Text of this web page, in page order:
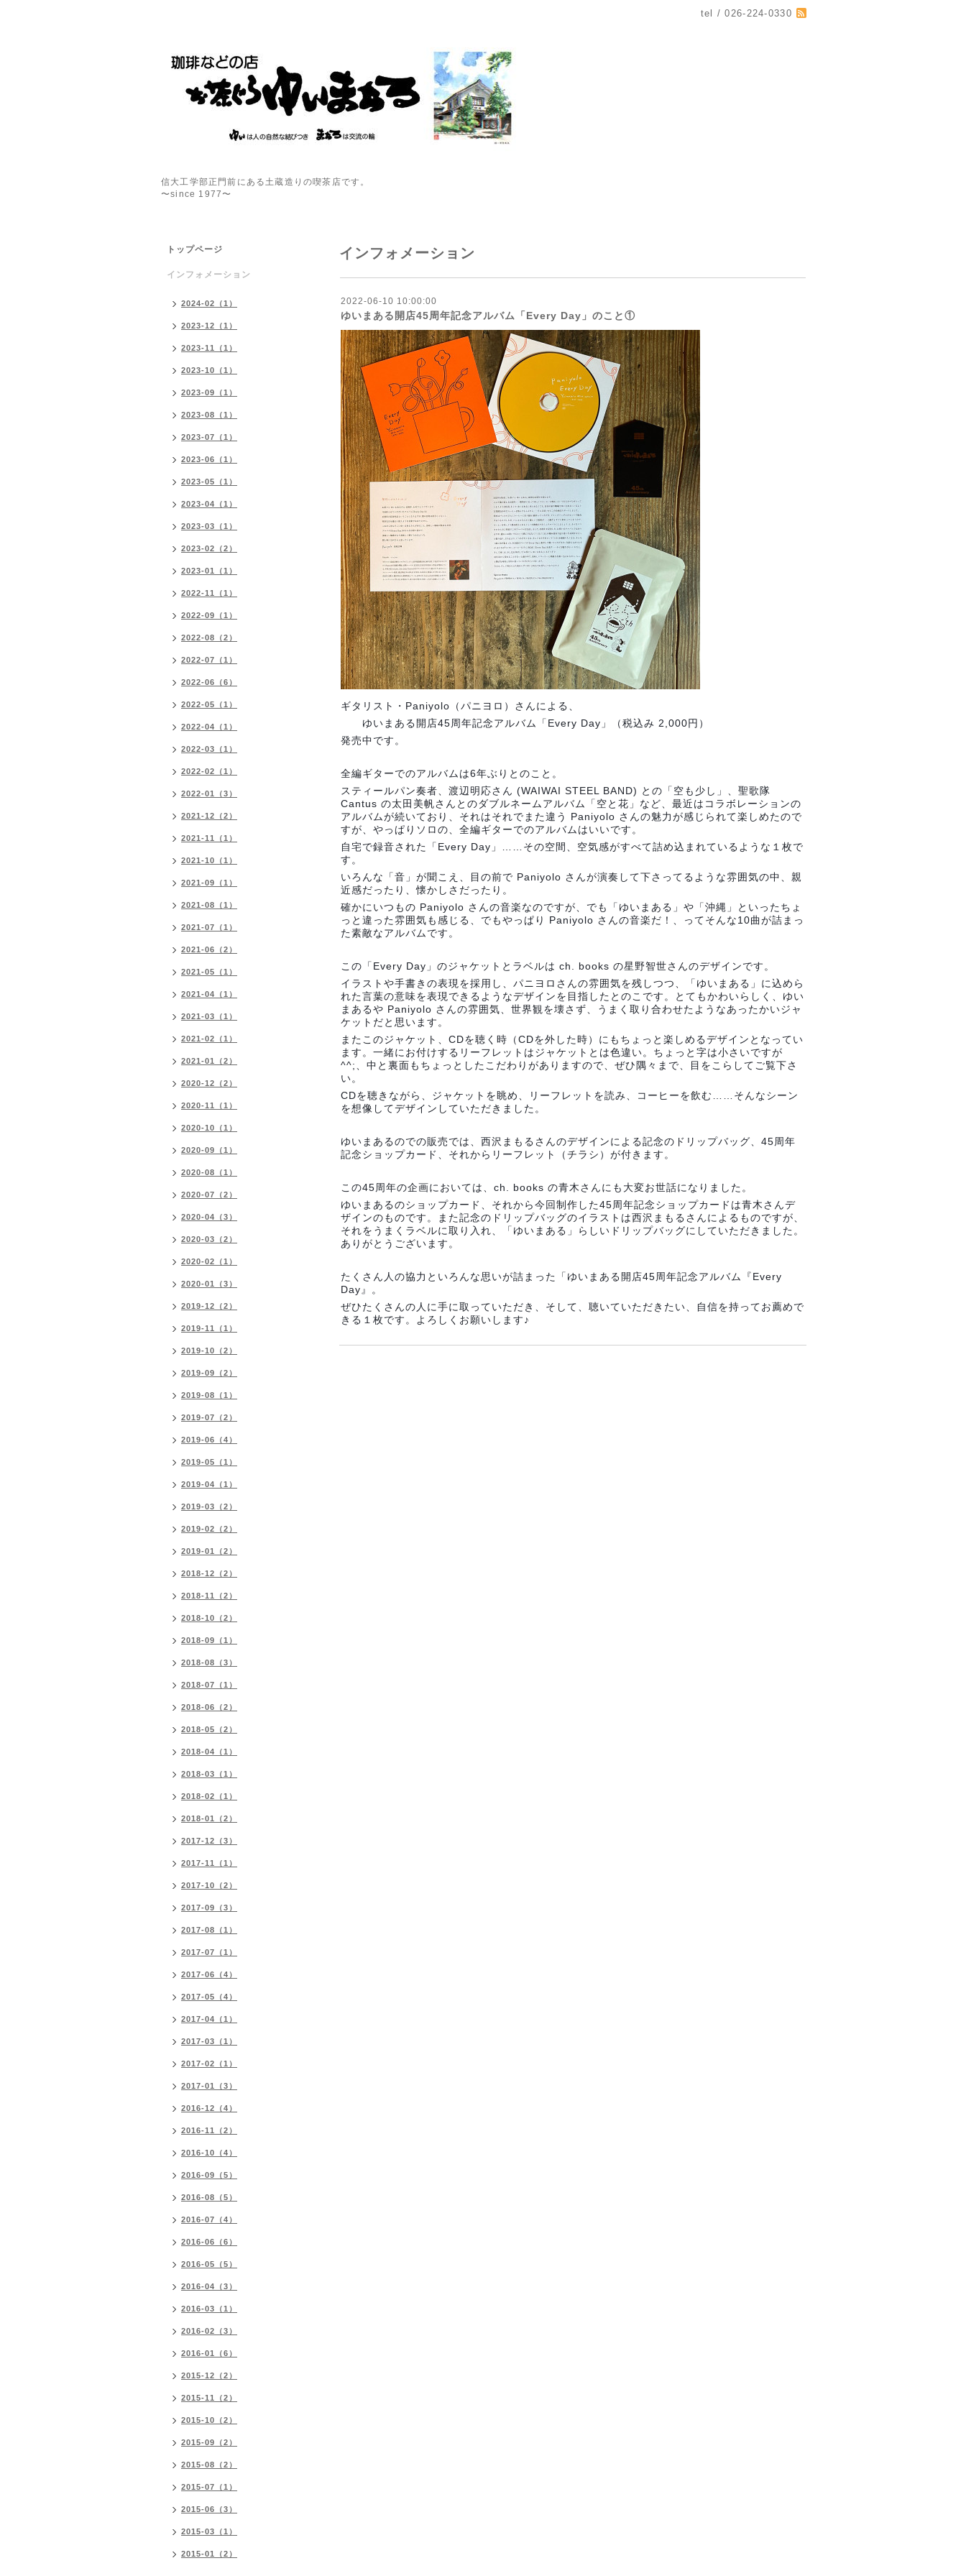
tel / 026-224-0330
信大工学部正門前にある土蔵造りの喫茶店です。
〜since 1977〜
インフォメーション
2022-06-10 10:00:00
ゆいまある開店45周年記念アルバム「Every Day」のこと①
ギタリスト・Paniyolo（パニヨロ）さんによる、
ゆいまある開店45周年記念アルバム「Every Day」（税込み 2,000円）
発売中です。
全編ギターでのアルバムは6年ぶりとのこと。
スティールパン奏者、渡辺明応さん (WAIWAI STEEL BAND) との「空も少し」、聖歌隊
Cantus の太田美帆さんとのダブルネームアルバム「空と花」など、最近はコラボレーションの
アルバムが続いており、それはそれでまた違う Paniyolo さんの魅力が感じられて楽しめたので
すが、やっぱりソロの、全編ギターでのアルバムはいいです。
自宅で録音された「Every Day」……その空間、空気感がすべて詰め込まれているような１枚で
す。
いろんな「音」が聞こえ、目の前で Paniyolo さんが演奏して下さってるような雰囲気の中、親
近感だったり、懐かしさだったり。
確かにいつもの Paniyolo さんの音楽なのですが、でも「ゆいまある」や「沖縄」といったちょ
っと違った雰囲気も感じる、でもやっぱり Paniyolo さんの音楽だ！、ってそんな10曲が詰まっ
た素敵なアルバムです。
この「Every Day」のジャケットとラベルは ch. books の星野智世さんのデザインです。
イラストや手書きの表現を採用し、パニヨロさんの雰囲気を残しつつ、「ゆいまある」に込めら
れた言葉の意味を表現できるようなデザインを目指したとのこです。とてもかわいらしく、ゆい
まあるや Paniyolo さんの雰囲気、世界観を壊さず、うまく取り合わせたようなあったかいジャ
ケットだと思います。
またこのジャケット、CDを聴く時（CDを外した時）にもちょっと楽しめるデザインとなってい
ます。一緒にお付けするリーフレットはジャケットとは色違い。ちょっと字は小さいですが
^^;、中と裏面もちょっとしたこだわりがありますので、ぜひ隅々まで、目をこらしてご覧下さ
い。
CDを聴きながら、ジャケットを眺め、リーフレットを読み、コーヒーを飲む……そんなシーン
を想像してデザインしていただきました。
ゆいまあるのでの販売では、西沢まもるさんのデザインによる記念のドリップバッグ、45周年
記念ショップカード、それからリーフレット（チラシ）が付きます。
この45周年の企画においては、ch. books の青木さんにも大変お世話になりました。
ゆいまあるのショップカード、それから今回制作した45周年記念ショップカードは青木さんデ
ザインのものです。また記念のドリップバッグのイラストは西沢まもるさんによるものですが、
それをうまくラベルに取り入れ、「ゆいまある」らしいドリップバッグにしていただきました。
ありがとうございます。
たくさん人の協力といろんな思いが詰まった「ゆいまある開店45周年記念アルバム『Every
Day』。
ぜひたくさんの人に手に取っていただき、そして、聴いていただきたい、自信を持ってお薦めで
きる１枚です。よろしくお願いします♪
トップページ
インフォメーション
2024-02（1）
2023-12（1）
2023-11（1）
2023-10（1）
2023-09（1）
2023-08（1）
2023-07（1）
2023-06（1）
2023-05（1）
2023-04（1）
2023-03（1）
2023-02（2）
2023-01（1）
2022-11（1）
2022-09（1）
2022-08（2）
2022-07（1）
2022-06（6）
2022-05（1）
2022-04（1）
2022-03（1）
2022-02（1）
2022-01（3）
2021-12（2）
2021-11（1）
2021-10（1）
2021-09（1）
2021-08（1）
2021-07（1）
2021-06（2）
2021-05（1）
2021-04（1）
2021-03（1）
2021-02（1）
2021-01（2）
2020-12（2）
2020-11（1）
2020-10（1）
2020-09（1）
2020-08（1）
2020-07（2）
2020-04（3）
2020-03（2）
2020-02（1）
2020-01（3）
2019-12（2）
2019-11（1）
2019-10（2）
2019-09（2）
2019-08（1）
2019-07（2）
2019-06（4）
2019-05（1）
2019-04（1）
2019-03（2）
2019-02（2）
2019-01（2）
2018-12（2）
2018-11（2）
2018-10（2）
2018-09（1）
2018-08（3）
2018-07（1）
2018-06（2）
2018-05（2）
2018-04（1）
2018-03（1）
2018-02（1）
2018-01（2）
2017-12（3）
2017-11（1）
2017-10（2）
2017-09（3）
2017-08（1）
2017-07（1）
2017-06（4）
2017-05（4）
2017-04（1）
2017-03（1）
2017-02（1）
2017-01（3）
2016-12（4）
2016-11（2）
2016-10（4）
2016-09（5）
2016-08（5）
2016-07（4）
2016-06（6）
2016-05（5）
2016-04（3）
2016-03（1）
2016-02（3）
2016-01（6）
2015-12（2）
2015-11（2）
2015-10（2）
2015-09（2）
2015-08（2）
2015-07（1）
2015-06（3）
2015-03（1）
2015-01（2）